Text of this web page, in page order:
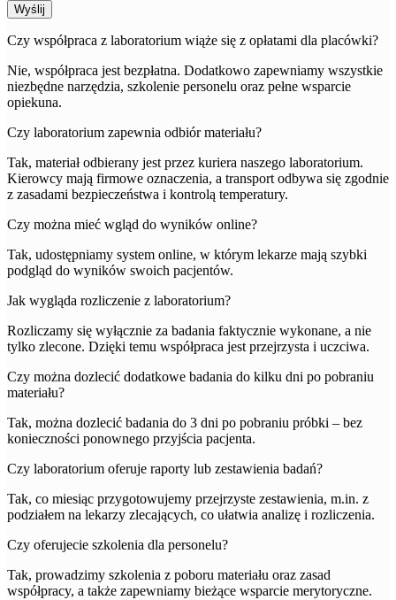
Wyślij
Czy współpraca z laboratorium wiąże się z opłatami dla placówki?
Nie, współpraca jest bezpłatna. Dodatkowo zapewniamy wszystkie
niezbędne narzędzia, szkolenie personelu oraz pełne wsparcie
opiekuna.
Czy laboratorium zapewnia odbiór materiału?
Tak, materiał odbierany jest przez kuriera naszego laboratorium.
Kierowcy mają firmowe oznaczenia, a transport odbywa się zgodnie
z zasadami bezpieczeństwa i kontrolą temperatury.
Czy można mieć wgląd do wyników online?
Tak, udostępniamy system online, w którym lekarze mają szybki
podgląd do wyników swoich pacjentów.
Jak wygląda rozliczenie z laboratorium?
Rozliczamy się wyłącznie za badania faktycznie wykonane, a nie
tylko zlecone. Dzięki temu współpraca jest przejrzysta i uczciwa.
Czy można dozlecić dodatkowe badania do kilku dni po pobraniu
materiału?
Tak, można dozlecić badania do 3 dni po pobraniu próbki – bez
konieczności ponownego przyjścia pacjenta.
Czy laboratorium oferuje raporty lub zestawienia badań?
Tak, co miesiąc przygotowujemy przejrzyste zestawienia, m.in. z
podziałem na lekarzy zlecających, co ułatwia analizę i rozliczenia.
Czy oferujecie szkolenia dla personelu?
Tak, prowadzimy szkolenia z poboru materiału oraz zasad
współpracy, a także zapewniamy bieżące wsparcie merytoryczne.